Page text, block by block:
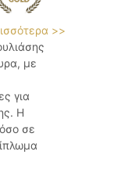
>>
με
για
Η
σε